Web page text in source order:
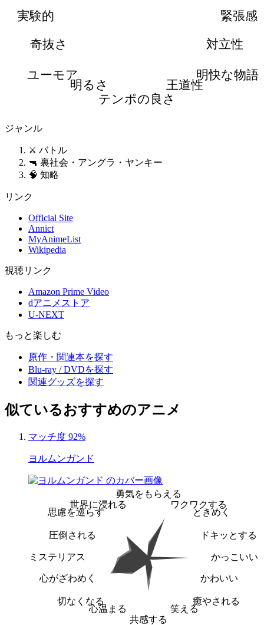
緊張感
対立性
明快な物語
王道性
テンポの良さ
明るさ
ユーモア
奇抜さ
実験的
ジャンル
⚔️ バトル
🔫 裏社会・アングラ・ヤンキー
🧠 知略
リンク
Official Site
Annict
MyAnimeList
Wikipedia
視聴リンク
Amazon Prime Video
dアニメストア
U-NEXT
もっと楽しむ
原作・関連本を探す
Blu-ray / DVDを探す
関連グッズを探す
似ているおすすめのアニメ
マッチ度 92%
ヨルムンガンド
勇気をもらえる
ワクワクする
ときめく
ドキッとする
かっこいい
かわいい
癒やされる
笑える
共感する
心温まる
切なくなる
心がざわめく
ミステリアス
圧倒される
思慮を巡らす
世界に浸れる